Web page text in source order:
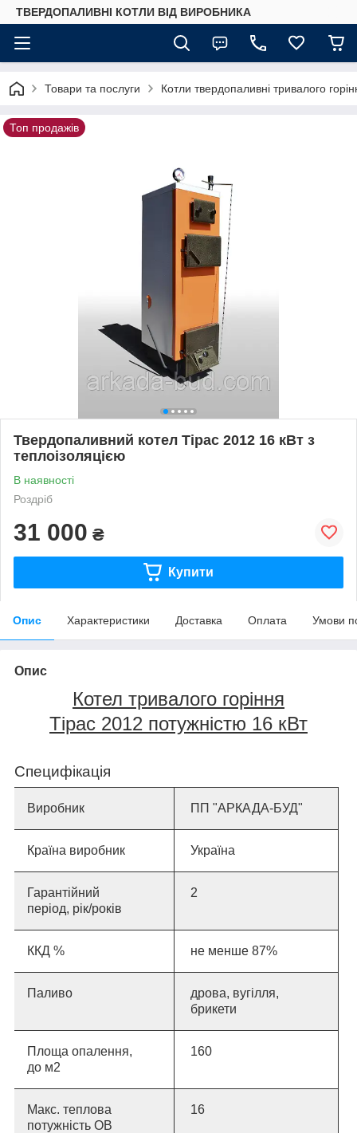
ТВЕРДОПАЛИВНІ КОТЛИ ВІД ВИРОБНИКА
Товари та послуги Котли твердопаливні тривалого
Топ продажів
Твердопаливний котел Тірас 2012 16 кВт з
теплоізоляцією
В наявності
Роздріб
31 000 ₴
Купити
Опис Характеристики Доставка Оплата Умови
Опис
Котел тривалого горіння
Тірас 2012 потужністю 16 кВт
Специфікація
Виробник ПП "АРКАДА-БУД"
Країна виробник Україна
Гарантійний
період, рік/років
2
ККД % не менше 87%
Паливо
дрова, вугілля,
брикети
Площа опалення,
до м2
160
Макс. теплова
потужність ОВ
16